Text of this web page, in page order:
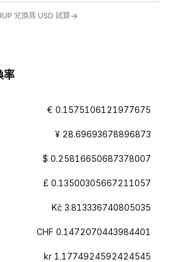
兌換爲 USD 試算→
率
€ 0.1575106121977675
¥ 28.69693678896873
$ 0.25816650687378007
£ 0.13500305667211057
Kč 3.813336740805035
CHF 0.1472070443984401
kr 1.1774924592424545